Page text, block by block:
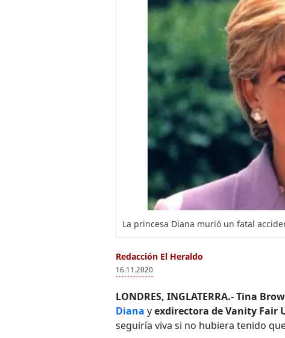
La princesa Diana murió un fatal
Redacción El Heraldo
16.11.2020
LONDRES, INGLATERRA.-Tina
Diana yexdirectora de Vanity Fair
seguiría viva si no hubiera tenido